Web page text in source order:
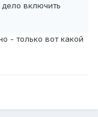
включить
- только вот какой